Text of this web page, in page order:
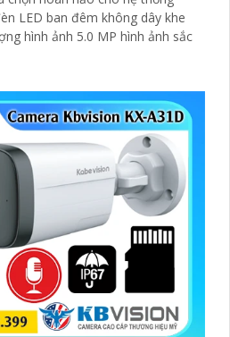
hình ảnh 5.0 MP hình ảnh sắc